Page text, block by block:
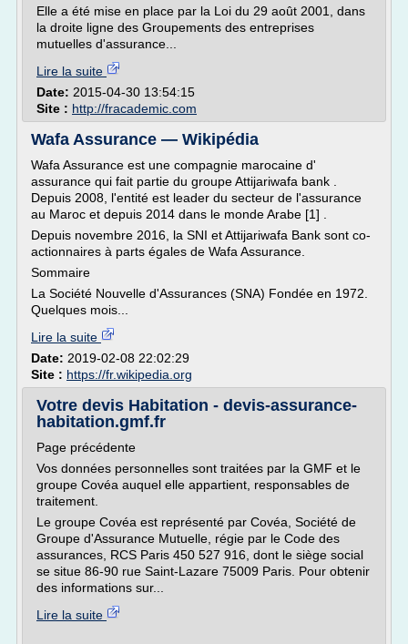
Elle a été mise en place par la Loi du 29 août 2001, dans
la droite ligne des Groupements des entreprises
mutuelles d'assurance...
Lire la suite
Date: 2015-04-30 13:54:15
Site : http://fracademic.com
Wafa Assurance — Wikipédia
Wafa Assurance est une compagnie marocaine d'
assurance qui fait partie du groupe Attijariwafa bank .
Depuis 2008, l'entité est leader du secteur de l'assurance
au Maroc et depuis 2014 dans le monde Arabe [1] .
Depuis novembre 2016, la SNI et Attijariwafa Bank sont co-
actionnaires à parts égales de Wafa Assurance.
Sommaire
La Société Nouvelle d'Assurances (SNA) Fondée en 1972.
Quelques mois...
Lire la suite
Date: 2019-02-08 22:02:29
Site : https://fr.wikipedia.org
Votre devis Habitation - devis-assurance-
habitation.gmf.fr
Page précédente
Vos données personnelles sont traitées par la GMF et le
groupe Covéa auquel elle appartient, responsables de
traitement.
Le groupe Covéa est représenté par Covéa, Société de
Groupe d'Assurance Mutuelle, régie par le Code des
assurances, RCS Paris 450 527 916, dont le siège social
se situe 86-90 rue Saint-Lazare 75009 Paris. Pour obtenir
des informations sur...
Lire la suite